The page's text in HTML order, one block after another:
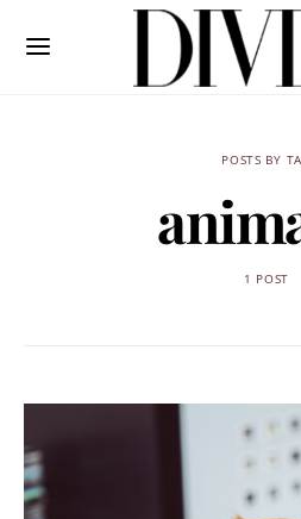
POSTS BY
1 POST